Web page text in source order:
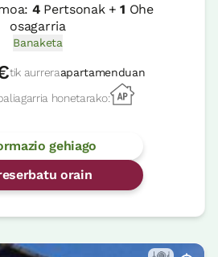
4Pertsonak +1 Ohe
osagarria
Banaketa
tik aurreraapartamenduan
honetarako:
gehiago
orain